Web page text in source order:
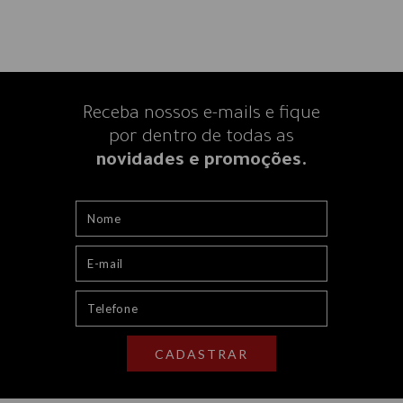
Receba nossos e-mails e fique
por dentro de todas as
novidades e promoções.
CADASTRAR